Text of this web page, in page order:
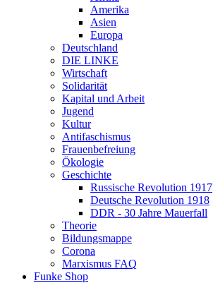
Amerika
Asien
Europa
Deutschland
DIE LINKE
Wirtschaft
Solidarität
Kapital und Arbeit
Jugend
Kultur
Antifaschismus
Frauenbefreiung
Ökologie
Geschichte
Russische Revolution 1917
Deutsche Revolution 1918
DDR - 30 Jahre Mauerfall
Theorie
Bildungsmappe
Corona
Marxismus FAQ
Funke Shop